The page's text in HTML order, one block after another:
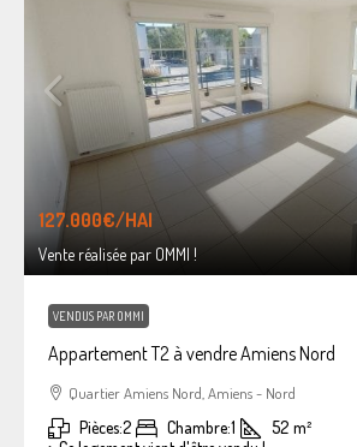
127.000€/HAI
Vente réalisée par OMMI !
VENDUS PAR OMMI
Appartement T2 à vendre Amiens Nord
Quartier Amiens Nord, Amiens - Nord
Pièces:2 Chambre:1 52 m²